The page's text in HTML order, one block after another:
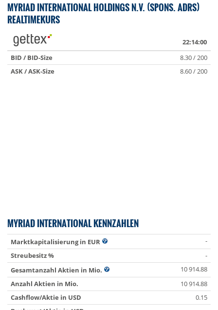
MYRIAD INTERNATIONAL HOLDINGS N.V. (SPONS. ADRS)
REALTIMEKURS
22:14:00
BID / BID-Size
8.30 / 200
ASK / ASK-Size
8.60 / 200
MYRIAD INTERNATIONAL KENNZAHLEN
Marktkapitalisierung in EUR
-
Streubesitz %
-
Gesamtanzahl Aktien in Mio.
10 914.88
Anzahl Aktien in Mio.
10 914.88
Cashflow/Aktie in USD
0.15